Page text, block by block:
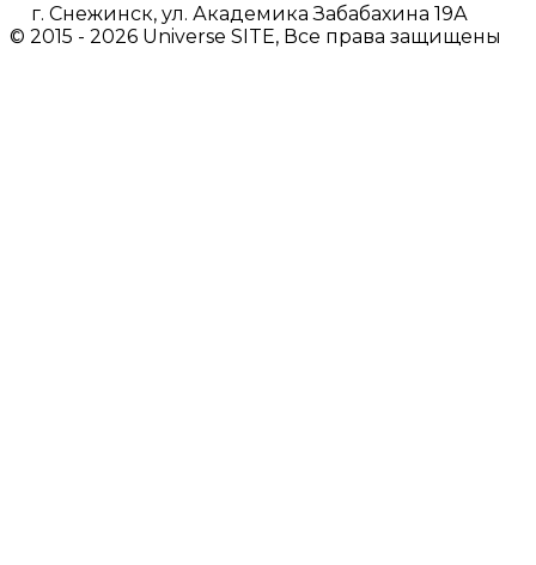
г. Снежинск, ул. Академика Забабахина 19А
© 2015 - 2026 Universe SITE, Все права защищены